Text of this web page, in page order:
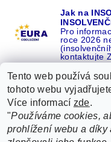
Jak na
Pro
roce 2026
kontaktujte
Recenze o NÁS na
Recenze
ŽÁDEJTE život
Tento web používá
tohoto webu
Více informací zde.
"Používáme cookies,
prohlížení webu a díky